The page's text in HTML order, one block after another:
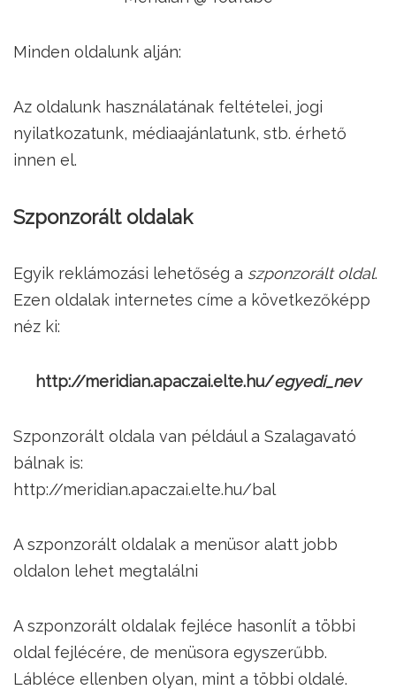
Minden oldalunk alján:
Az oldalunk használatának feltételei, jogi
nyilatkozatunk, médiaajánlatunk, stb. érhető
innen el.
Szponzorált oldalak
Egyik reklámozási lehetőség a szponzorált oldal.
Ezen oldalak internetes címe a következőképp
néz ki:
http://meridian.apaczai.elte.hu/egyedi_nev
Szponzorált oldala van például a Szalagavató
bálnak is:
http://meridian.apaczai.elte.hu/bal
A szponzorált oldalak a menüsor alatt jobb
oldalon lehet megtalálni
A szponzorált oldalak fejléce hasonlít a többi
oldal fejlécére, de menüsora egyszerűbb.
Lábléce ellenben olyan, mint a többi oldalé.